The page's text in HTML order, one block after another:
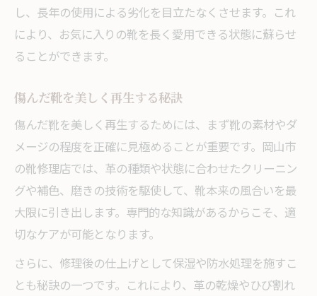
し、長年の使用による劣化を目立たなくさせます。これ
により、お気に入りの靴を長く愛用できる状態に蘇らせ
ることができます。
傷んだ靴を美しく再生する秘訣
傷んだ靴を美しく再生するためには、まず靴の素材やダ
メージの程度を正確に見極めることが重要です。岡山市
の靴修理店では、革の種類や状態に合わせたクリーニン
グや補色、磨きの技術を駆使して、靴本来の風合いを最
大限に引き出します。専門的な知識があるからこそ、適
切なケアが可能となります。
さらに、修理後の仕上げとして保湿や防水処理を施すこ
とも秘訣の一つです。これにより、革の乾燥やひび割れ